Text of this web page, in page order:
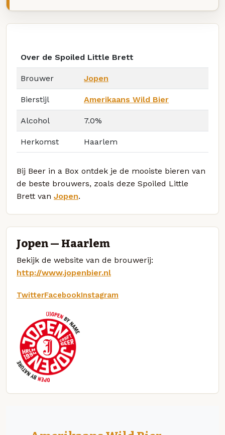
Over de Spoiled Little Brett
Brouwer Jopen
Bierstijl Amerikaans Wild Bier
Alcohol 7.0%
Herkomst Haarlem
Bij Beer in a Box ontdek je de mooiste bieren van
de beste brouwers, zoals deze Spoiled Little
Brett van Jopen.
Jopen — Haarlem
Bekijk de website van de brouwerij:
http://www.jopenbier.nl
TwitterFacebookInstagram